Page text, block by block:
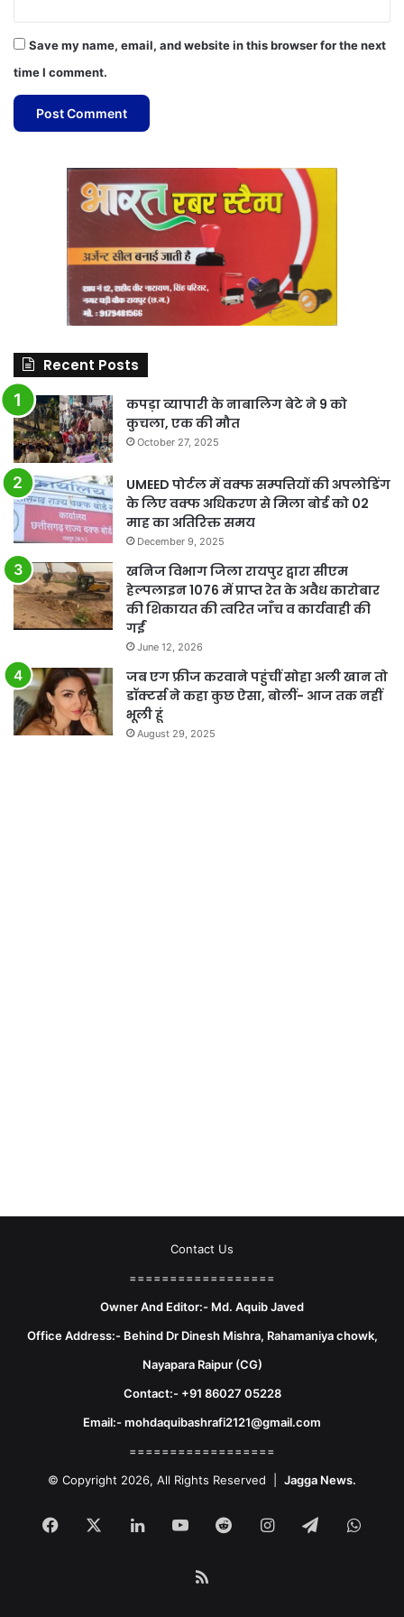
Save my name, email, and website in this browser for the next
time I comment.
Recent Posts
कपड़ा व्यापारी के नाबालिग बेटे ने 9 को
कुचला, एक की मौत
October 27, 2025
UMEED पोर्टल में वक्फ सम्पत्तियों की अपलोडिंग
के लिए वक्फ अधिकरण से मिला बोर्ड को 02
माह का अतिरिक्त समय
December 9, 2025
खनिज विभाग जिला रायपुर द्वारा सीएम
हेल्पलाइन 1076 में प्राप्त रेत के अवैध कारोबार
की शिकायत की त्वरित जाँच व कार्यवाही की
गईं
June 12, 2026
जब एग फ्रीज करवाने पहुंचीं सोहा अली खान तो
डॉक्टर्स ने कहा कुछ ऐसा, बोलीं- आज तक नहीं
भूली हूं
August 29, 2025
Contact Us
==================
Owner And Editor:- Md. Aquib Javed
Office Address:- Behind Dr Dinesh Mishra, Rahamaniya chowk,
Nayapara Raipur (CG)
Contact:- +91 86027 05228
Email:- mohdaquibashrafi2121@gmail.com
==================
© Copyright 2026, All Rights Reserved | Jagga News.
Facebook LinkedInYouTubeRedditInstagram
Telegram
RSS